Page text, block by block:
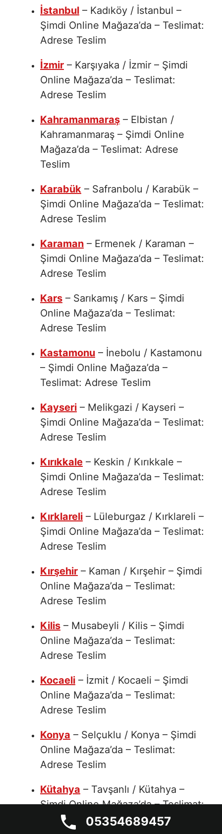
İstanbul – Kadıköy / İstanbul –
Şimdi Online Mağaza’da – Teslimat:
Adrese Teslim
İzmir – Karşıyaka / İzmir – Şimdi
Online Mağaza’da – Teslimat:
Adrese Teslim
Kahramanmaraş – Elbistan /
Kahramanmaraş – Şimdi Online
Mağaza’da – Teslimat: Adrese
Teslim
Karabük – Safranbolu / Karabük –
Şimdi Online Mağaza’da – Teslimat:
Adrese Teslim
Karaman – Ermenek / Karaman –
Şimdi Online Mağaza’da – Teslimat:
Adrese Teslim
Kars – Sarıkamış / Kars – Şimdi
Online Mağaza’da – Teslimat:
Adrese Teslim
Kastamonu – İnebolu / Kastamonu
– Şimdi Online Mağaza’da –
Teslimat: Adrese Teslim
Kayseri – Melikgazi / Kayseri –
Şimdi Online Mağaza’da – Teslimat:
Adrese Teslim
Kırıkkale – Keskin / Kırıkkale –
Şimdi Online Mağaza’da – Teslimat:
Adrese Teslim
Kırklareli – Lüleburgaz / Kırklareli –
Şimdi Online Mağaza’da – Teslimat:
Adrese Teslim
Kırşehir – Kaman / Kırşehir – Şimdi
Online Mağaza’da – Teslimat:
Adrese Teslim
Kilis – Musabeyli / Kilis – Şimdi
Online Mağaza’da – Teslimat:
Adrese Teslim
Kocaeli – İzmit / Kocaeli – Şimdi
Online Mağaza’da – Teslimat:
Adrese Teslim
Konya – Selçuklu / Konya – Şimdi
Online Mağaza’da – Teslimat:
Adrese Teslim
Kütahya – Tavşanlı / Kütahya –
Şimdi Online Mağaza’da – Teslimat:
Adrese Teslim05354689457